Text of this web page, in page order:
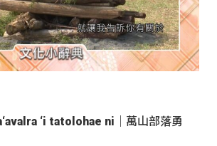
‘i tatolohae ni｜萬山部落勇